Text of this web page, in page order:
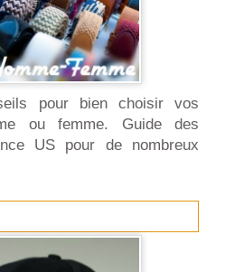
pour bien choisir vos
ou femme. Guide des
US pour de nombreux